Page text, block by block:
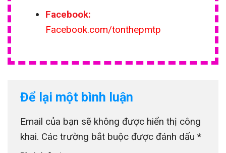
Facebook:
Facebook.com/tonthepmtp
Để lại một bình luận
Email của bạn sẽ không được hiển thị công
khai. Các trường bắt buộc được đánh dấu *